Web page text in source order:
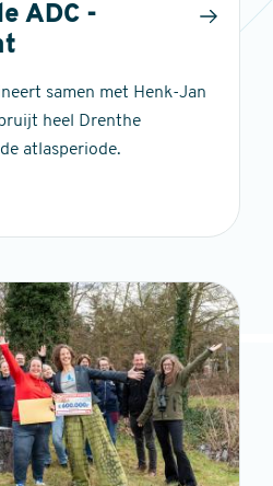
ADC -
samen met Henk-Jan
heel Drenthe
atlasperiode.